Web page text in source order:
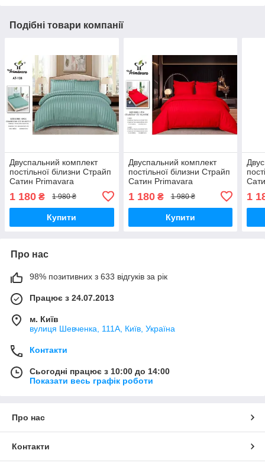
Подібні товари компанії
Двуспальний комплект
постільної білизни Страйп
Сатин Primavara
простирадлом на резинці.
1 180 ₴ 1 980 ₴
Купити
Двуспальний комплект
постільної білизни Страйп
Сатин Primavara
простирадлом на резинці.
1 180₴ 1 980 ₴
Купити
1
Про нас
98% позитивних з 633 відгуків за рік
Працює з 24.07.2013
м. Київ
вулиця Шевченка, 111A, Київ, Україна
Контакти
Сьогодні працює з 10:00 до 14:00
Показати весь графік роботи
Про нас
Контакти